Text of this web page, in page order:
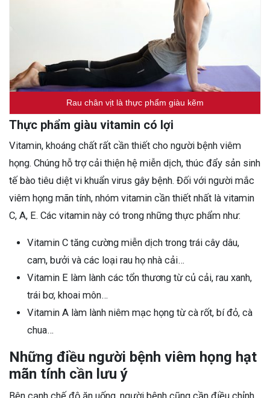
Rau chân vịt là thực phẩm giàu kẽm
Thực phẩm giàu vitamin có lợi
Vitamin, khoáng chất rất cần thiết cho người bệnh viêm
họng. Chúng hỗ trợ cải thiện hệ miễn dịch, thúc đẩy sản sinh
tế bào tiêu diệt vi khuẩn virus gây bệnh. Đối với người mắc
viêm họng mãn tính, nhóm vitamin cần thiết nhất là vitamin
C, A, E. Các vitamin này có trong những thực phẩm như:
Vitamin C tăng cường miễn dịch trong trái cây dâu,
cam, bưởi và các loại rau họ nhà cải…
Vitamin E làm lành các tổn thương từ củ cải, rau xanh,
trái bơ, khoai môn…
Vitamin A làm lành niêm mạc họng từ cà rốt, bí đỏ, cà
chua…
Những điều người bệnh viêm họng hạt
mãn tính cần lưu ý